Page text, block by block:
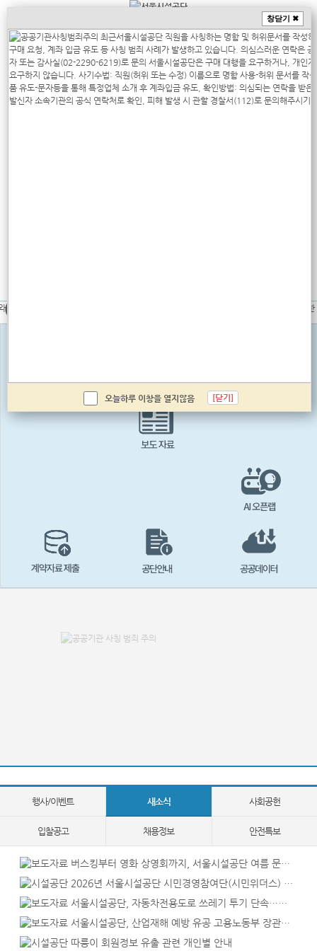
상단메뉴
행사/이벤트 새소식 사회공헌
입찰공고 채용정보 안전특보
버스킹부터 영화 상영회까지, 서울시설공단 여름 문화 행사 풍성
2026년 서울시설공단 시민경영참여단(시민위더스) 모집 안내
서울시설공단, 자동차전용도로 쓰레기 투기 단속…카톡 제보 캠페인
서울시설공단, 산업재해 예방 유공 고용노동부 장관표창 수상
따릉이 회원정보 유출 관련 개인별 안내
창닫기 ✖